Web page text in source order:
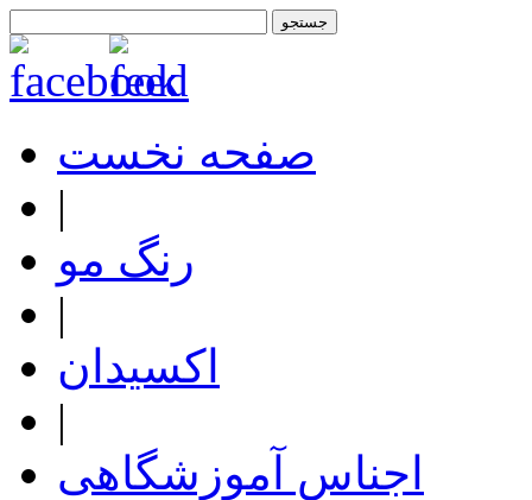
صفحه نخست
|
رنگ مو
|
اکسیدان
|
اجناس آموزشگاهی